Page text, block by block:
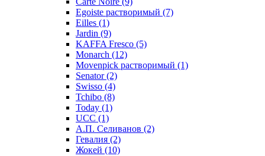
Egoiste растворимый (7)
Eilles (1)
Jardin (9)
KAFFA Fresco (5)
Monarch (12)
Movenpick растворимый (1)
Senator(2)
Swisso (4)
Tchibo (8)
Today (1)
UCC (1)
А.П. Селиванов (2)
Гевалия (2)
Жокей (10)